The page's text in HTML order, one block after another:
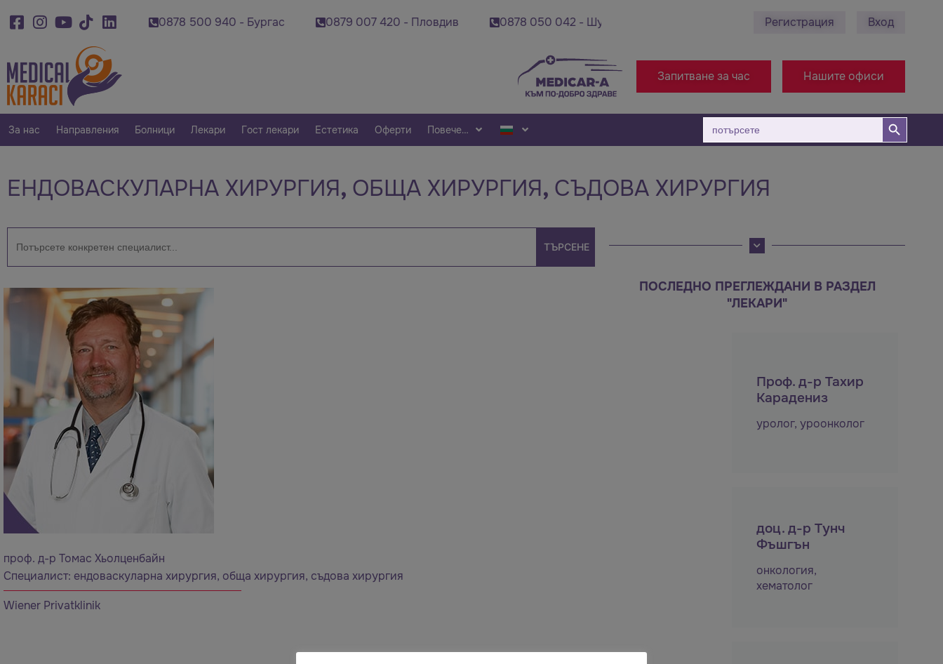
500 920 - Варна 0878 500 940 - Бургас 0879 007 420 - Пловдив 0878 050 042 - Шумен 0878 495 689 - Ст. Загора +38971314005 -
Регистрация Вход
Запитване за час Нашите офиси
За нас Направления Болници Лекари Гост лекари Естетика Оферти Повече…
Търсене
за:
Бутон за търсене
ЕНДОВАСКУЛАРНА ХИРУРГИЯ, ОБЩА ХИРУРГИЯ, СЪДОВА ХИРУРГИЯ
Търсене
за:
проф. д-р Томас Хьолценбайн
Специалист: ендоваскуларна хирургия, обща хирургия, съдова хирургия
Wiener Privatklinik
ПОСЛЕДНО ПРЕГЛЕЖДАНИ В РАЗДЕЛ
"ЛЕКАРИ"
Проф. д-р Тахир
Карадениз
уролог, уроонколог
доц. д-р Тунч
Фъшгън
онкология,
хематолог